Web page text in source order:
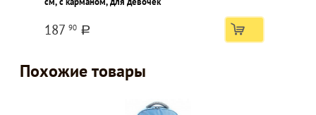
187 90 a
Похожие товары